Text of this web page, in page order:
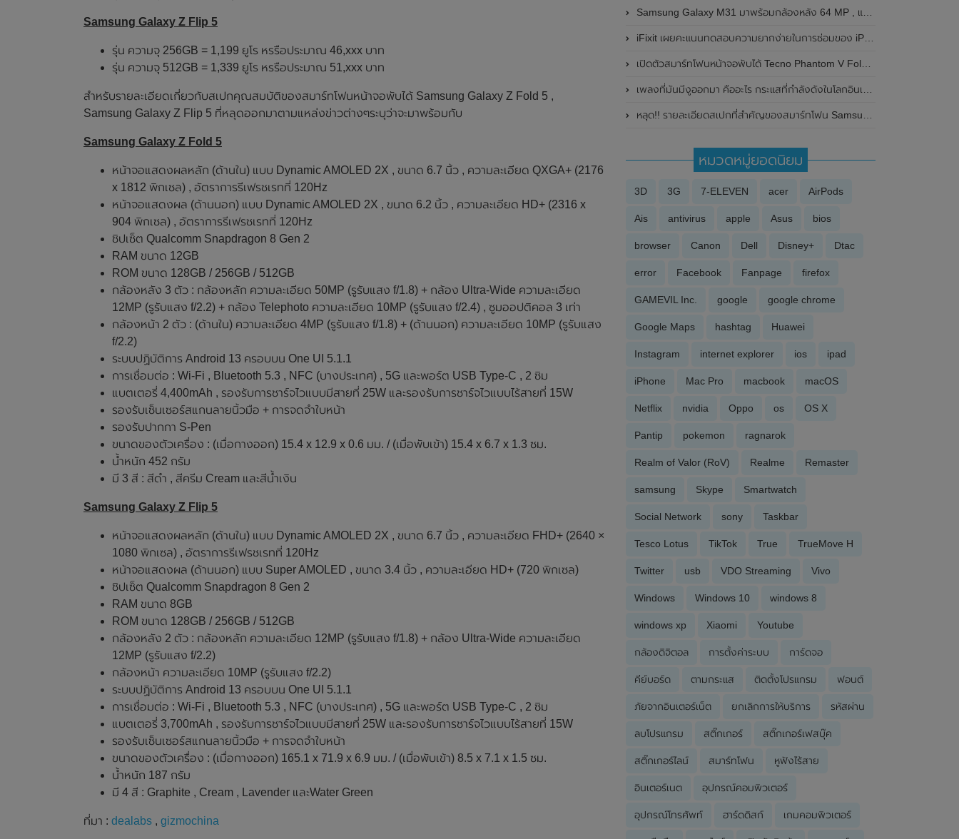
Samsung Galaxy Z Flip 5
รุ่น ความจุ 256GB = 1,199 ยูโร หรรือประมาณ 46,xxx บาท
รุ่น ความจุ 512GB = 1,339 ยูโร หรรือประมาณ 51,xxx บาท
สำหรับรายละเอียดเกี่ยวกับสเปกคุณสมบัติของสมาร์ทโฟนหน้าจอพับได้ Samsung Galaxy Z Fold 5 ,
Samsung Galaxy Z Flip 5 ที่หลุดออกมาตามแหล่งข่าวต่างๆระบุว่าจะมาพร้อมกับ
Samsung Galaxy Z Fold 5
หน้าจอแสดงผลหลัก (ด้านใน) แบบ Dynamic AMOLED 2X , ขนาด 6.7 นิ้ว , ความละเอียด QXGA+ (2176
x 1812 พิกเซล) , อัตราการรีเฟรชเรทที่ 120Hz
หน้าจอแสดงผล (ด้านนอก) แบบ Dynamic AMOLED 2X , ขนาด 6.2 นิ้ว , ความละเอียด HD+ (2316 x
904 พิกเซล) , อัตราการรีเฟรชเรทที่ 120Hz
ชิปเซ็ต Qualcomm Snapdragon 8 Gen 2
RAM ขนาด 12GB
ROM ขนาด 128GB / 256GB / 512GB
กล้องหลัง 3 ตัว : กล้องหลัก ความละเอียด 50MP (รูรับแสง f/1.8) + กล้อง Ultra-Wide ความละเอียด
12MP (รูรับแสง f/2.2) + กล้อง Telephoto ความละเอียด 10MP (รูรับแสง f/2.4) , ซูมออปติคอล 3 เท่า
กล้องหน้า 2 ตัว : (ด้านใน) ความละเอียด 4MP (รูรับแสง f/1.8) + (ด้านนอก) ความละเอียด 10MP (รูรับแสง
f/2.2)
ระบบปฏิบัติการ Android 13 ครอบบน One UI 5.1.1
การเชื่อมต่อ : Wi-Fi , Bluetooth 5.3 , NFC (บางประเทศ) , 5G และพอร์ต USB Type-C , 2 ซิม
แบตเตอรี่ 4,400mAh , รองรับการชาร์จไวแบบมีสายที่ 25W และรองรับการชาร์จไวแบบไร้สายที่ 15W
รองรับเซ็นเซอร์สแกนลายนิ้วมือ + การจดจำใบหน้า
รองรับปากกา S-Pen
ขนาดของตัวเครื่อง : (เมื่อกางออก) 15.4 x 12.9 x 0.6 มม. / (เมื่อพับเข้า) 15.4 x 6.7 x 1.3 ซม.
น้ำหนัก 452 กรัม
มี 3 สี : สีดำ , สีครีม Cream และสีน้ำเงิน
Samsung Galaxy Z Flip 5
หน้าจอแสดงผลหลัก (ด้านใน) แบบ Dynamic AMOLED 2X , ขนาด 6.7 นิ้ว , ความละเอียด FHD+ (2640 ×
1080 พิกเซล) , อัตราการรีเฟรชเรทที่ 120Hz
หน้าจอแสดงผล (ด้านนอก) แบบ Super AMOLED , ขนาด 3.4 นิ้ว , ความละเอียด HD+ (720 พิกเซล)
ชิปเซ็ต Qualcomm Snapdragon 8 Gen 2
RAM ขนาด 8GB
ROM ขนาด 128GB / 256GB / 512GB
กล้องหลัง 2 ตัว : กล้องหลัก ความละเอียด 12MP (รูรับแสง f/1.8) + กล้อง Ultra-Wide ความละเอียด
12MP (รูรับแสง f/2.2)
กล้องหน้า ความละเอียด 10MP (รูรับแสง f/2.2)
ระบบปฏิบัติการ Android 13 ครอบบน One UI 5.1.1
การเชื่อมต่อ : Wi-Fi , Bluetooth 5.3 , NFC (บางประเทศ) , 5G และพอร์ต USB Type-C , 2 ซิม
แบตเตอรี่ 3,700mAh , รองรับการชาร์จไวแบบมีสายที่ 25W และรองรับการชาร์จไวแบบไร้สายที่ 15W
รองรับเซ็นเซอร์สแกนลายนิ้วมือ + การจดจำใบหน้า
ขนาดของตัวเครื่อง : (เมื่อกางออก) 165.1 x 71.9 x 6.9 มม. / (เมื่อพับเข้า) 8.5 x 7.1 x 1.5 ซม.
น้ำหนัก 187 กรัม
มี 4 สี : Graphite , Cream , Lavender และWater Green
ที่มา : dealabs , gizmochina
Samsung Galaxy M31 มาพร้อมกล้องหลัง 64 MP , แบตเตอรี่ 6,000 mAh จะเปิดตัวในวันที่ 25 กุมภาพันธ์ 2020 นี้
iFixit เผยคะแนนทดสอบความยากง่ายในการซ่อมของ iPhone 14 รุ่นใหม่ ได้คะแนน 7/10 คะแนน
เปิดตัวสมาร์ทโฟนหน้าจอพับได้ Tecno Phantom V Fold รุ่นแรกของบริษัทอย่างเป็นทางการแล้วในอินเดีย
เพลงที่มันมีงูออกมา คืออะไร กระแสที่กำลังดังในโลกอินเตอร์เนต
หลุด!! รายละเอียดสเปกที่สำคัญของสมาร์ทโฟน Samsung Galaxy A25
หมวดหมู่ยอดนิยม
3D 3G 7-ELEVEN acer AirPods
Ais antivirus apple Asus bios
browser Canon Dell Disney+ Dtac
error Facebook Fanpage firefox
GAMEVIL Inc. google google chrome
Google Maps hashtag Huawei
Instagram internet explorer ios ipad
iPhone Mac Pro macbook macOS
Netflix nvidia Oppo os OS X
Pantip pokemon ragnarok
Realm of Valor (RoV) Realme Remaster
samsung Skype Smartwatch
Social Network sony Taskbar
Tesco Lotus TikTok True TrueMove H
Twitter usb VDO Streaming Vivo
Windows Windows 10 windows 8
windows xp Xiaomi Youtube
กล้องดิจิตอล การตั้งค่าระบบ การ์ดจอ
คีย์บอร์ด ตามกระแส ติดตั้งโปรแกรม ฟอนต์
ภัยจากอินเตอร์เน็ต ยกเลิกการให้บริการ รหัสผ่าน
ลบโปรแกรม สติ๊กเกอร์ สติ๊กเกอร์เฟสบุ๊ค
สติ๊กเกอร์ไลน์ สมาร์ทโฟน หูฟังไร้สาย
อินเตอร์เนต อุปกรณ์คอมพิวเตอร์
อุปกรณ์โทรศัพท์ ฮาร์ดดิสก์ เกมคอมพิวเตอร์